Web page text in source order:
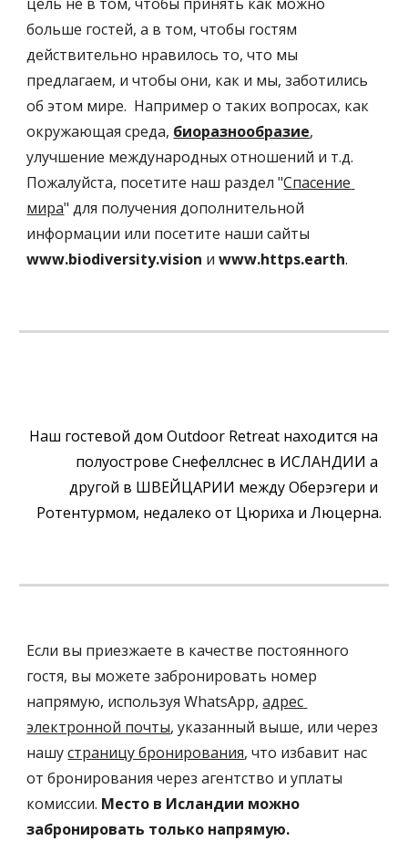
больше гостей, а в том, чтобы гостям
действительно нравилось то, что мы
предлагаем, и чтобы они, как и мы, заботились
об этом мире.  Например о таких вопросах, как
окружающая среда, биоразнообразие,
улучшение международных отношений и т.д.
Пожалуйста, посетите наш раздел "Спасение
мира" для получения дополнительной
www.biodiversity.vision и www.https.earth.
Наш гостевой дом Outdoor Retreat находится на
полуострове Снефеллснес в ИСЛАНДИИ а
другой в ШВЕЙЦАРИИ между Оберэгери и
Ротентурмом, недалеко от Цюриха и Люцерна.
Если вы приезжаете в качестве постоянного
гостя, вы можете забронировать номер
напрямую, используя WhatsApp, адрес
электронной почты, указанный выше, или через
нашу страницу бронирования, что избавит нас
от бронирования через агентство и уплаты
комиссии. Место в Исландии можно
забронировать только напрямую.